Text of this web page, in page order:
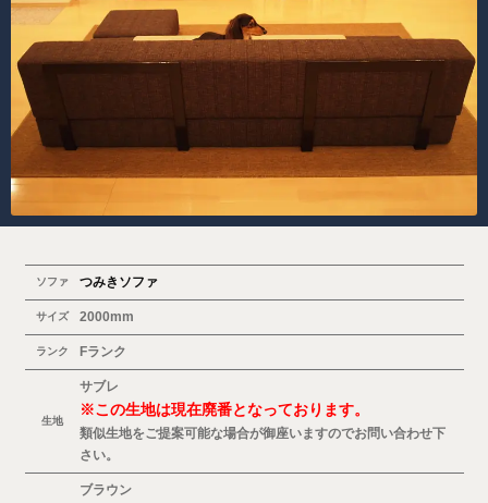
ソファ つみきソファ
サイズ 2000mm
ランク Fランク
生地
サブレ
※この生地は現在廃番となっております。
類似生地をご提案可能な場合が御座いますのでお問い合わせ下
さい。
ブラウン